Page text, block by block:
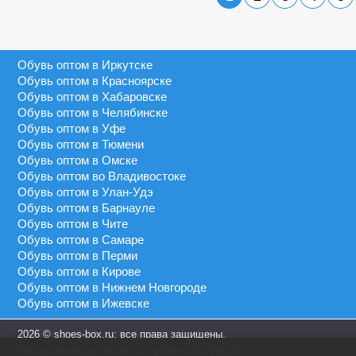
MEIGIANNAS
MEKO MELO
MIMOER
MOLO
MOMOTARI
NASIMUDA
NICOLETTA
OLADI
PALIAMENT
S&L
41 - 45
41 - 46
45 - 50
46 - 48
46 - 49
46 - 50
Синий
Сиреневый
Темно-синий
Фиолетовый
Черный
Обувь оптом в Иркутске
Обувь оптом в Красноярске
Обувь оптом в Хабаровске
Обувь оптом в Челябинске
Обувь оптом в Уфе
Обувь оптом в Тюмени
Обувь оптом в Омске
Обувь оптом во Владивостоке
Обувь оптом в Улан-Удэ
Обувь оптом в Барнауле
Обувь оптом в Чите
Обувь оптом в Самаре
Обувь оптом в Перми
Обувь оптом в Кирове
Обувь оптом в Нижнем Новгороде
Обувь оптом в Ижевске
2026 © shoes-box.ru: все права защищены.